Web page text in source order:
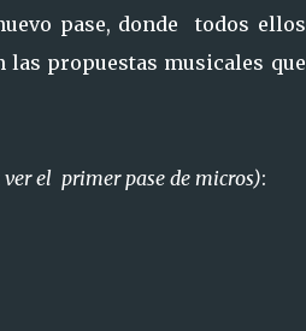
pase, donde todos ellos
propuestas musicales que
el primer pase de micros):